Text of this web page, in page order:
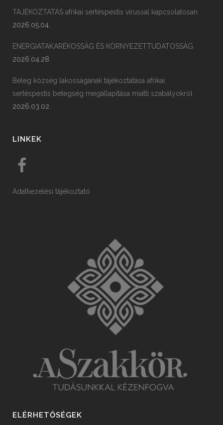
TÁJÉKOZTATÁS afrikai sertéspestis vírussal kapcsolatosan
2026.05.04.
ENERGIATAKARÉKOSSÁG ÉS KÖRNYEZETTUDATOSSÁG
2026.04.28.
Beleg község lakosságának tájékoztatása afrikai
sertéspestis betegség megállapítása miatti szabályokról
2026.03.02.
LINKEK
Adatkezelési tájékoztató
ELÉRHETŐSÉGEK